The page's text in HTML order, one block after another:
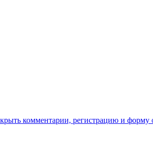
комментарии, регистрацию и форму